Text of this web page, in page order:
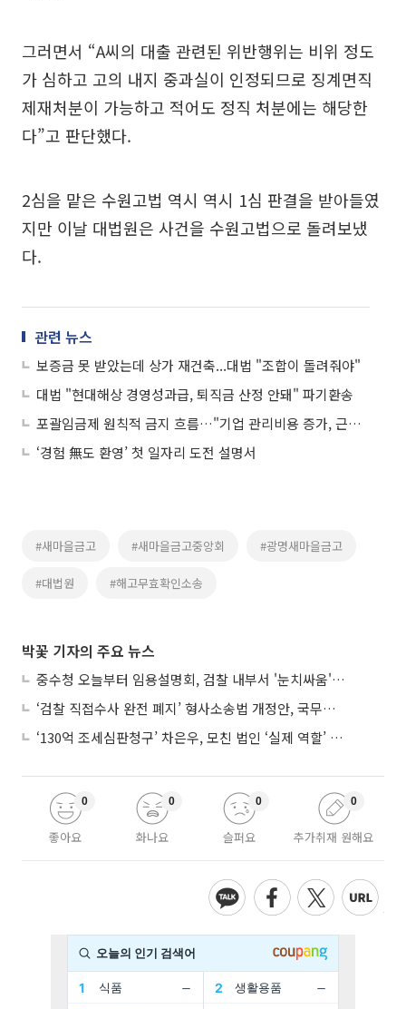
그러면서 “A씨의 대출 관련된 위반행위는 비위 정도
가 심하고 고의 내지 중과실이 인정되므로 징계면직
제재처분이 가능하고 적어도 정직 처분에는 해당한
다”고 판단했다.
2심을 맡은 수원고법 역시 역시 1심 판결을 받아들였
지만 이날 대법원은 사건을 수원고법으로 돌려보냈
다.
관련 뉴스
보증금 못 받았는데 상가 재건축...대법 "조합이 돌려줘야"
대법 "현대해상 경영성과급, 퇴직금 산정 안돼" 파기환송
포괄임금제 원칙적 금지 흐름…"기업 관리비용 증가, 근로자도 불리할 수도"
‘경험 無도 환영’ 첫 일자리 도전 설명서
#새마을금고 #새마을금고중앙회 #광명새마을금고
#대법원 #해고무효확인소송
박꽃 기자의 주요 뉴스
중수청 오늘부터 임용설명회, 검찰 내부서 '눈치싸움' 기류변화도
‘검찰 직접수사 완전 폐지’ 형사소송법 개정안, 국무회의 통과
‘130억 조세심판청구’ 차은우, 모친 법인 ‘실제 역할’ 다툴 듯
좋아요
0
화나요
0
슬퍼요
0
추가취재 원해요
0